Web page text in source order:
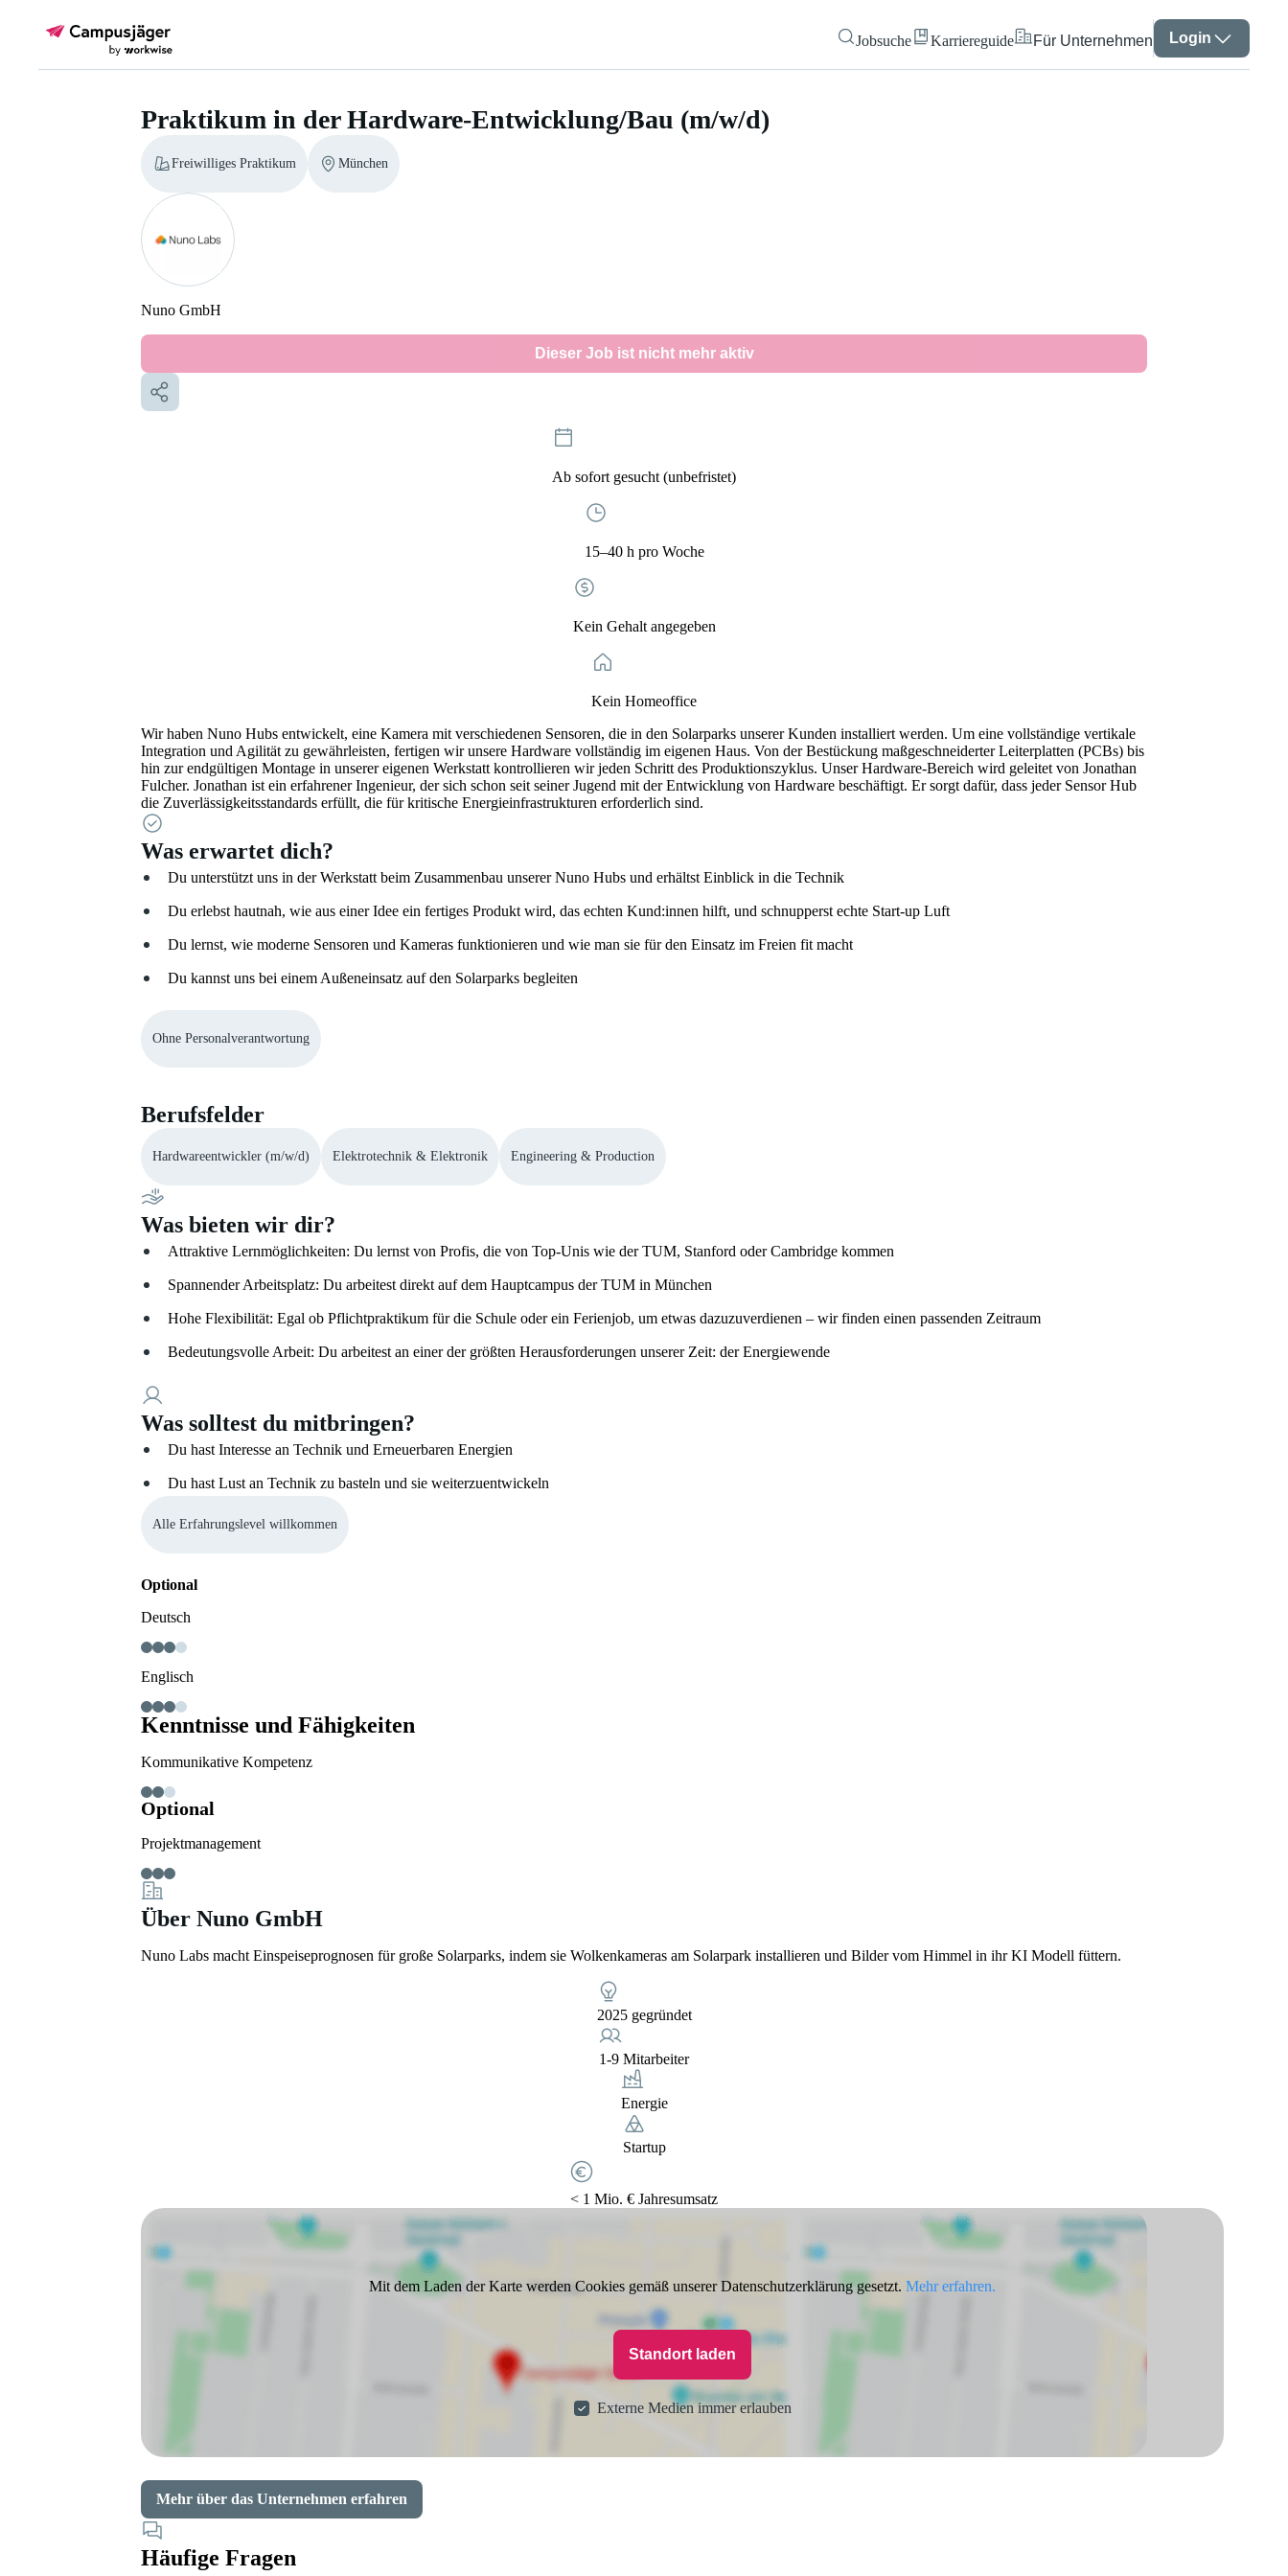
Jobsuche Karriereguide Für Unternehmen Login
Praktikum in der Hardware-Entwicklung/Bau (m/w/d)
Freiwilliges Praktikum München
Nuno GmbH
Praktikum in der Hardware-Entwicklung/Bau (m/w/d)Dieser Job ist nicht mehr aktiv
Ab sofort gesucht (unbefristet)
15–40 h pro Woche
Kein Gehalt angegeben
Kein Homeoffice
Wir haben Nuno Hubs entwickelt, eine Kamera mit verschiedenen Sensoren, die in den Solarparks unserer Kunden installiert werden. Um eine vollständige vertikale
Integration und Agilität zu gewährleisten, fertigen wir unsere Hardware vollständig im eigenen Haus. Von der Bestückung maßgeschneiderter Leiterplatten (PCBs) bis
hin zur endgültigen Montage in unserer eigenen Werkstatt kontrollieren wir jeden Schritt des Produktionszyklus. Unser Hardware-Bereich wird geleitet von Jonathan
Fulcher. Jonathan ist ein erfahrener Ingenieur, der sich schon seit seiner Jugend mit der Entwicklung von Hardware beschäftigt. Er sorgt dafür, dass jeder Sensor Hub
die Zuverlässigkeitsstandards erfüllt, die für kritische Energieinfrastrukturen erforderlich sind.
Was erwartet dich?
Du unterstützt uns in der Werkstatt beim Zusammenbau unserer Nuno Hubs und erhältst Einblick in die Technik
Du erlebst hautnah, wie aus einer Idee ein fertiges Produkt wird, das echten Kund:innen hilft, und schnupperst echte Start-up Luft
Du lernst, wie moderne Sensoren und Kameras funktionieren und wie man sie für den Einsatz im Freien fit macht
Du kannst uns bei einem Außeneinsatz auf den Solarparks begleiten
Ohne Personalverantwortung
Berufsfelder
Hardwareentwickler (m/w/d) Elektrotechnik & Elektronik Engineering & Production
Was bieten wir dir?
Attraktive Lernmöglichkeiten: Du lernst von Profis, die von Top-Unis wie der TUM, Stanford oder Cambridge kommen
Spannender Arbeitsplatz: Du arbeitest direkt auf dem Hauptcampus der TUM in München
Hohe Flexibilität: Egal ob Pflichtpraktikum für die Schule oder ein Ferienjob, um etwas dazuzuverdienen – wir finden einen passenden Zeitraum
Bedeutungsvolle Arbeit: Du arbeitest an einer der größten Herausforderungen unserer Zeit: der Energiewende
Was solltest du mitbringen?
Du hast Interesse an Technik und Erneuerbaren Energien
Du hast Lust an Technik zu basteln und sie weiterzuentwickeln
Alle Erfahrungslevel willkommen
Optional
Deutsch
Englisch
Kenntnisse und Fähigkeiten
Kommunikative Kompetenz
Optional
Projektmanagement
Über Nuno GmbH
Nuno Labs macht Einspeiseprognosen für große Solarparks, indem sie Wolkenkameras am Solarpark installieren und Bilder vom Himmel in ihr KI Modell füttern.
2025 gegründet
1-9 Mitarbeiter
Energie
Startup
< 1 Mio. € Jahresumsatz
Mit dem Laden der Karte werden Cookies gemäß unserer Datenschutzerklärung gesetzt. Mehr erfahren.
Standort laden
Externe Medien immer erlauben
Mehr über das Unternehmen erfahren
Häufige Fragen